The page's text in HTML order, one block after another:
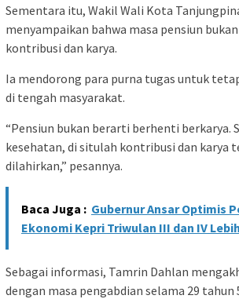
Sementara itu, Wakil Wali Kota
menyampaikan bahwa masa pensiun
kontribusi dan karya.
Ia mendorong para purna tugas untuk
di tengah masyarakat.
“Pensiun bukan berarti berhenti berkarya.
kesehatan, di situlah kontribusi dan karya
dilahirkan,” pesannya.
Baca Juga : Gubernur Ansar Optimis
Ekonomi Kepri Triwulan III dan IV
Sebagai informasi, Tamrin Dahlan
dengan masa pengabdian selama 29 tahun